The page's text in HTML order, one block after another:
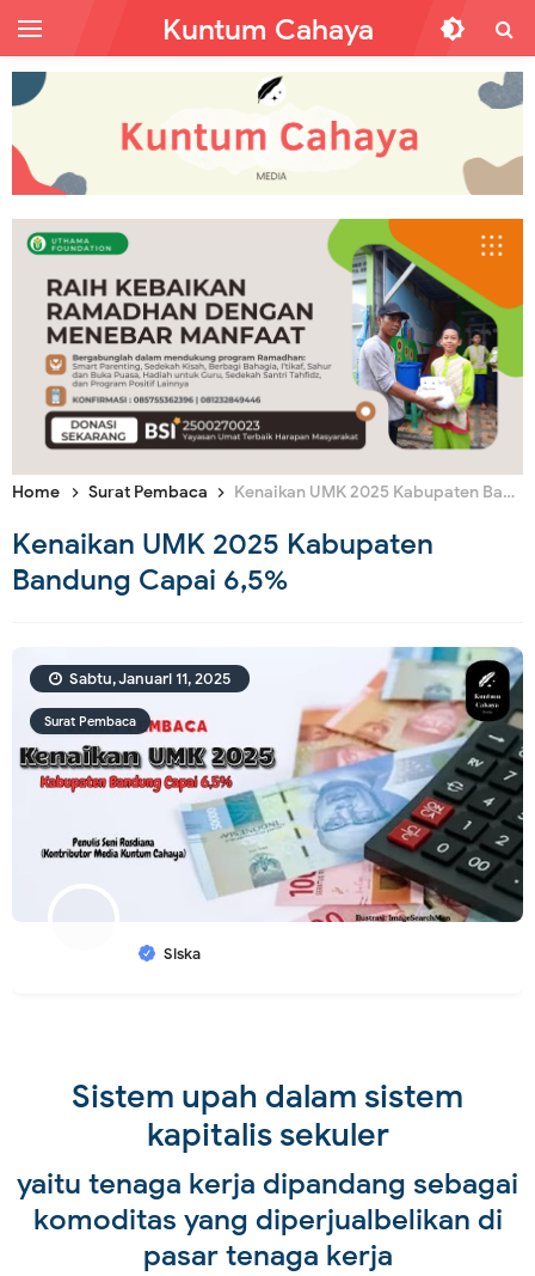
Kuntum Cahaya
Home Surat Pembaca Kenaikan UMK 2025 Kabupaten Bandung Capai 6,5%
Kenaikan UMK 2025 Kabupaten
Bandung Capai 6,5%
Surat Pembaca
Siska
Sabtu, Januari 11, 2025
Sistem upah dalam sistem
kapitalis sekuler
yaitu tenaga kerja dipandang sebagai
komoditas yang diperjualbelikan di
pasar tenaga kerja